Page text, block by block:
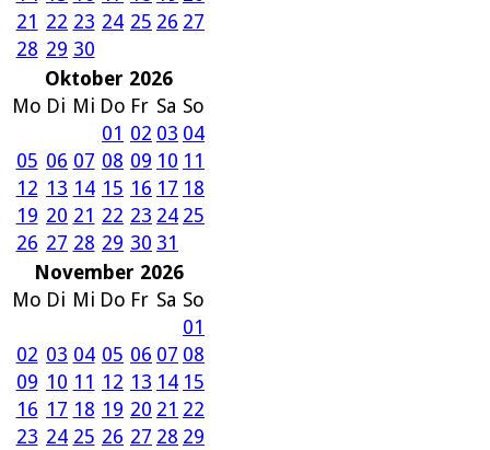
21 22 23 24 25 26 27
28 29 30
Oktober 2026
Mo Di Mi Do Fr Sa So
01 02 03 04
05 06 07 08 09 10 11
12 13 14 15 16 17 18
19 20 21 22 23 24 25
26 27 28 29 30 31
November 2026
Mo Di Mi Do Fr Sa So
01
02 03 04 05 06 07 08
09 10 11 12 13 14 15
16 17 18 19 20 21 22
23 24 25 26 27 28 29